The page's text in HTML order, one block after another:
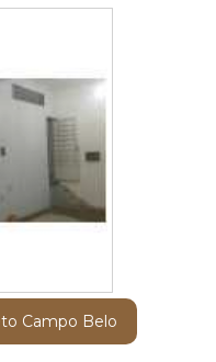
Campo Belo